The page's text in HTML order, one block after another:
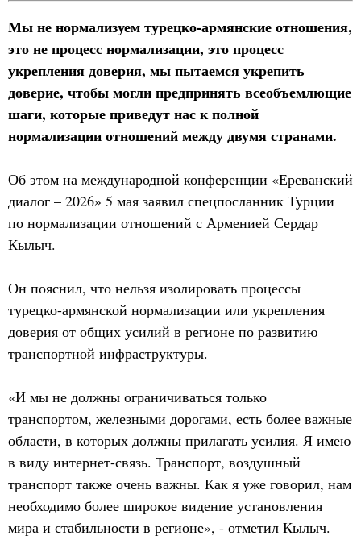
Мы не нормализуем турецко-армянские отношения,
это не процесс нормализации, это процесс
укрепления доверия, мы пытаемся укрепить
доверие, чтобы могли предпринять всеобъемлющие
шаги, которые приведут нас к полной
нормализации отношений между двумя странами.
Об этом на международной конференции «Ереванский
диалог – 2026» 5 мая заявил спецпосланник Турции
по нормализации отношений с Арменией Сердар
Кылыч.
Он пояснил, что нельзя изолировать процессы
турецко-армянской нормализации или укрепления
доверия от общих усилий в регионе по развитию
транспортной инфраструктуры.
«И мы не должны ограничиваться только
транспортом, железными дорогами, есть более важные
области, в которых должны прилагать усилия. Я имею
в виду интернет-связь. Транспорт, воздушный
транспорт также очень важны. Как я уже говорил, нам
необходимо более широкое видение установления
мира и стабильности в регионе», - отметил Кылыч.